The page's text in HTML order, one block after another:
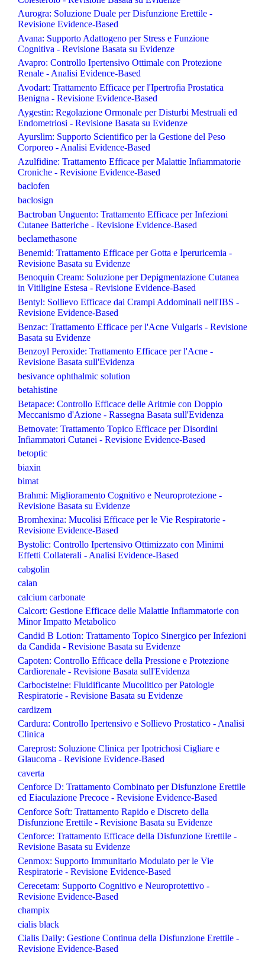
Aurogra: Soluzione Duale per Disfunzione Erettile -
Revisione Evidence-Based
Avana: Supporto Adattogeno per Stress e Funzione
Cognitiva - Revisione Basata su Evidenze
Avapro: Controllo Ipertensivo Ottimale con Protezione
Renale - Analisi Evidence-Based
Avodart: Trattamento Efficace per l'Ipertrofia Prostatica
Benigna - Revisione Evidence-Based
Aygestin: Regolazione Ormonale per Disturbi Mestruali ed
Endometriosi - Revisione Basata su Evidenze
Ayurslim: Supporto Scientifico per la Gestione del Peso
Corporeo - Analisi Evidence-Based
Azulfidine: Trattamento Efficace per Malattie Infiammatorie
Croniche - Revisione Evidence-Based
baclofen
baclosign
Bactroban Unguento: Trattamento Efficace per Infezioni
Cutanee Batteriche - Revisione Evidence-Based
beclamethasone
Benemid: Trattamento Efficace per Gotta e Iperuricemia -
Revisione Basata su Evidenze
Benoquin Cream: Soluzione per Depigmentazione Cutanea
in Vitiligine Estesa - Revisione Evidence-Based
Bentyl: Sollievo Efficace dai Crampi Addominali nell'IBS -
Revisione Evidence-Based
Benzac: Trattamento Efficace per l'Acne Vulgaris - Revisione
Basata su Evidenze
Benzoyl Peroxide: Trattamento Efficace per l'Acne -
Revisione Basata sull'Evidenza
besivance ophthalmic solution
betahistine
Betapace: Controllo Efficace delle Aritmie con Doppio
Meccanismo d'Azione - Rassegna Basata sull'Evidenza
Betnovate: Trattamento Topico Efficace per Disordini
Infiammatori Cutanei - Revisione Evidence-Based
betoptic
biaxin
bimat
Brahmi: Miglioramento Cognitivo e Neuroprotezione -
Revisione Basata su Evidenze
Bromhexina: Mucolisi Efficace per le Vie Respiratorie -
Revisione Evidence-Based
Bystolic: Controllo Ipertensivo Ottimizzato con Minimi
Effetti Collaterali - Analisi Evidence-Based
cabgolin
calan
calcium carbonate
Calcort: Gestione Efficace delle Malattie Infiammatorie con
Minor Impatto Metabolico
Candid B Lotion: Trattamento Topico Sinergico per Infezioni
da Candida - Revisione Basata su Evidenze
Capoten: Controllo Efficace della Pressione e Protezione
Cardiorenale - Revisione Basata sull'Evidenza
Carbocisteine: Fluidificante Mucolitico per Patologie
Respiratorie - Revisione Basata su Evidenze
cardizem
Cardura: Controllo Ipertensivo e Sollievo Prostatico - Analisi
Clinica
Careprost: Soluzione Clinica per Ipotrichosi Cigliare e
Glaucoma - Revisione Evidence-Based
caverta
Cenforce D: Trattamento Combinato per Disfunzione Erettile
ed Eiaculazione Precoce - Revisione Evidence-Based
Cenforce Soft: Trattamento Rapido e Discreto della
Disfunzione Erettile - Revisione Basata su Evidenze
Cenforce: Trattamento Efficace della Disfunzione Erettile -
Revisione Basata su Evidenze
Cenmox: Supporto Immunitario Modulato per le Vie
Respiratorie - Revisione Evidence-Based
Cerecetam: Supporto Cognitivo e Neuroprotettivo -
Revisione Evidence-Based
champix
cialis black
Cialis Daily: Gestione Continua della Disfunzione Erettile -
Revisione Evidence-Based